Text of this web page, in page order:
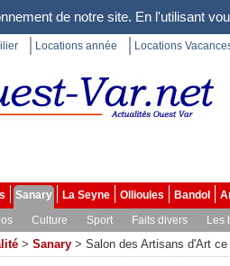
de notre site. En l'utilisant
Locations année Locations
Sanary La Seyne Ollioules Bandol
Culture Sport Faits divers Les
> Sanary > Salon des Artisans d'Art